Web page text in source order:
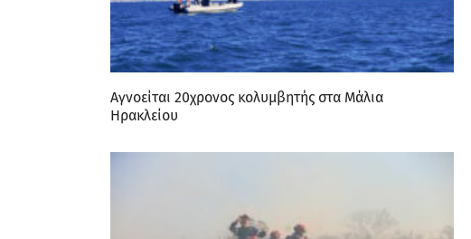
Αγνοείται 20χρονος κολυμβητής στα Μάλια
Ηρακλείου